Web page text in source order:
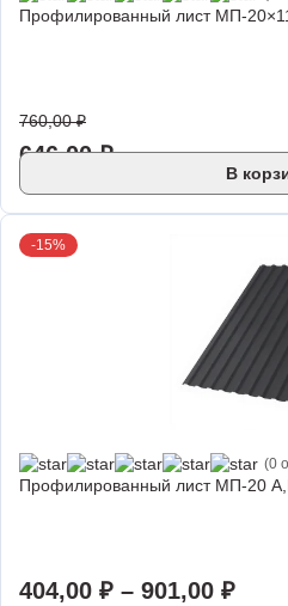
Профилированный лист МП-
760,00₽
646,00₽
В
-15%
(0
Профилированный лист МП-20
404,00 ₽ – 901,00 ₽